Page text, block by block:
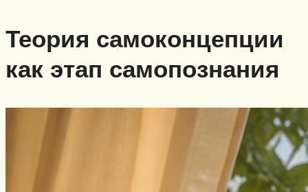
Теория самоконцепции
как этап самопознания